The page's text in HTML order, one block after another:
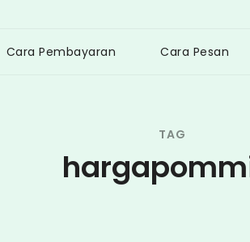
Cara Pembayaran Cara Pesan
TAG